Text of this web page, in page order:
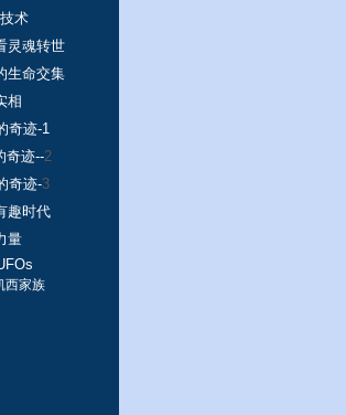
术
灵魂转世
生命交集
相
奇迹-1
奇迹--2
奇迹-3
趣时代
量
西家族